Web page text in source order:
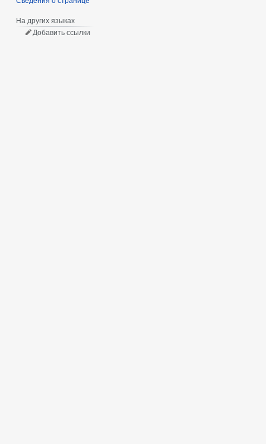
На других языках
Добавить ссылки